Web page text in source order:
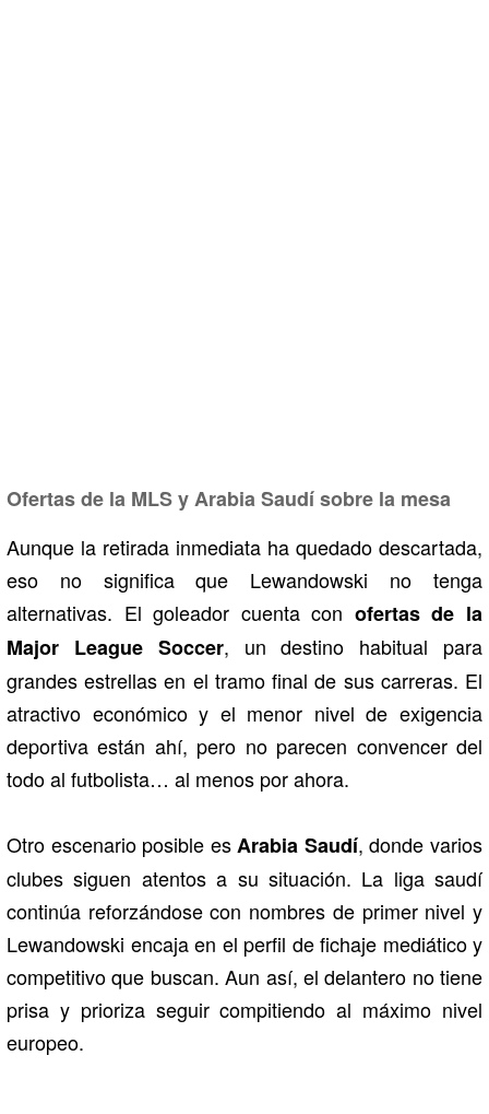
Ofertas de la MLS y Arabia Saudí sobre la mesa
Aunque la retirada inmediata ha quedado descartada,
eso no significa que Lewandowski no tenga
alternativas. El goleador cuenta con ofertas de la
Major League Soccer, un destino habitual para
grandes estrellas en el tramo final de sus carreras. El
atractivo económico y el menor nivel de exigencia
deportiva están ahí, pero no parecen convencer del
todo al futbolista… al menos por ahora.
Otro escenario posible es Arabia Saudí, donde varios
clubes siguen atentos a su situación. La liga saudí
continúa reforzándose con nombres de primer nivel y
Lewandowski encaja en el perfil de fichaje mediático y
competitivo que buscan. Aun así, el delantero no tiene
prisa y prioriza seguir compitiendo al máximo nivel
europeo.